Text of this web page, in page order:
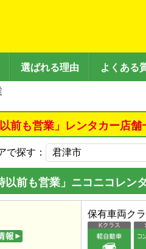
選ばれる理由 よくある
前も営業」レンタカー店舗
で探す：
以前も営業」ニコニコレン
保有車両ク